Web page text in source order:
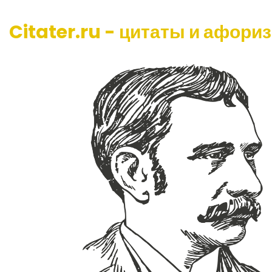
Citater.ru - цитаты и